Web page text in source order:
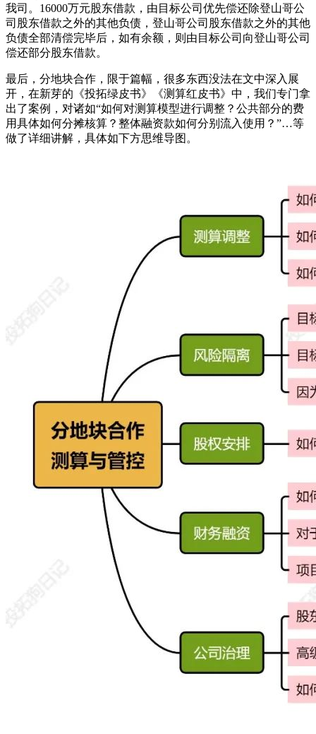
我司。16000万元股东借款，由目标公司优先偿还除登山哥公
司股东借款之外的其他负债，登山哥公司股东借款之外的其他
负债全部清偿完毕后，如有余额，则由目标公司向登山哥公司
偿还部分股东借款。
最后，分地块合作，限于篇幅，很多东西没法在文中深入展
开，在新芽的《投拓绿皮书》《测算红皮书》中，我们专门拿
出了案例，对诸如“如何对测算模型进行调整？公共部分的费
用具体如何分摊核算？整体融资款如何分别流入使用？”…等
做了详细讲解，具体如下方思维导图。